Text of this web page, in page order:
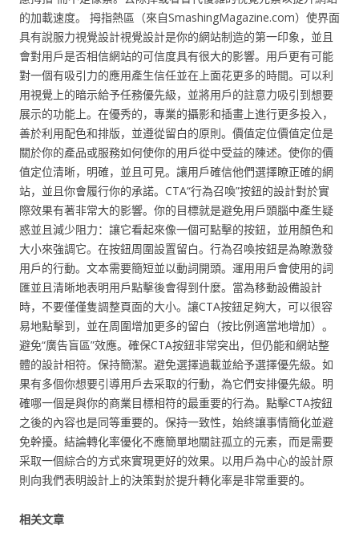
的加載速度。 拇指熱區（來自SmashingMagazine.com）使界面
具有說服力視覺設計視覺設計是你的網站制造的第一印象，並且
會對用戶是否相信網站的可信度具有很大的影響。用戶更有可能
對一個有吸引力的應用產生信任並在上面花更多的時間。可以利
用視覺上的暗示給予任務優先級，並將用戶的註意力吸引到想要
展示的功能上。在優秀的，專業的攝影和插畫上進行更多投入，
善於利用配色和排版，並遵從留白的原則。價值定位價值定位是
關於你的產品或服務如何使你的用戶從中受益的陳述。使你的價
值定位清晰，明確，並且可見。讓用戶確信他們選擇瞭正確的網
站，並且你會履行你的承諾。CTA“行為召喚”按鈕的設計對於實
際效果有著非常大的影響。你的目標就是避免用戶頭腦中產生疑
惑並且減少阻力：讓它看起來像一個可點擊的按鈕，並用顏色和
大小來強調它。在按鈕周圍設置留白。行為召喚按鈕是為瞭激發
用戶的行動。文本需要簡短並以動詞開頭。運用用戶會使用的詞
匯並且清晰地表明用戶點擊後會得到什麼。當為移動設備設計
時，不要僅僅隻調整頁面的大小。讓CTA按鈕足夠大，可以很容
易地點擊到，並在周圍增加更多的留白（按比例適當地增加）。
避免“廣告盲區”效應。確保CTA按鈕非常突出，但仍能和網站整
體的設計相符。保持簡潔。避免選擇過載並給予選擇優先級。如
果有多個你想要引導用戶去采取的行動，為它們安排優先級。明
確哪一個是與你的商業目標相符的最重要的行為。點擊CTA按鈕
之後的內容也是同等重要的。保持一致性，始終讓事情簡化並避
免幹擾。結論轉化率優化不應簡單地關註孤立的元素，而是需要
采取一個綜合的方式來實現更好的效果。以用戶為中心的設計原
則向我們表明設計上的決策對於提升轉化率是非常重要的。
相关文章